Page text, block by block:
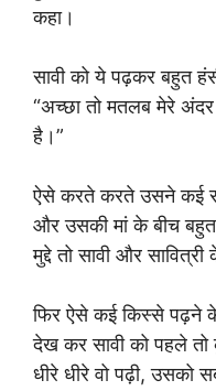
कहा।
सावी को ये पढ़कर बहुत
“अच्छा तो मतलब मेरे
है।”
ऐसे करते करते उसने कई
और उसकी मां के बीच
मुद्दे तो सावी और
फिर ऐसे कई किस्से पढ़ने
देख कर सावी को पहले
धीरे धीरे वो पढ़ी,